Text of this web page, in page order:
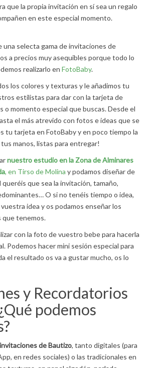
que la propia invitación en sí sea un regalo
en este especial momento.
una selecta gama de invitaciones de
a precios muy asequibles porque todo lo
realizarlo en FotoBaby.
los colores y texturas y le añadimos tu
estilistas para dar con la tarjeta de
o momento especial que buscas. Desde el
el más atrevido con fotos e ideas que se
tu tarjeta en FotoBaby y en poco tiempo la
manos, listas para entregar!
nuestro estudio en la Zona de Alminares
, en Tirso de Molina y podamos diseñar de
que sea la invitación, tamaño,
O si no tenéis tiempo o idea,
idea y os podamos enseñar los
tenemos.
con la foto de vuestro bebe para hacerla
Podemos hacer mini sesión especial para
el resultado os va a gustar mucho, os lo
y Recordatorios
podemos
invitaciones de Bautizo, tanto digitales (para
en redes sociales) o las tradicionales en